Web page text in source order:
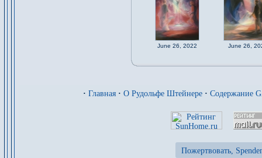
June 26, 2022 June 26,
· Главная · О Рудольфе Штейнере · Содержание
Пожертвовать,